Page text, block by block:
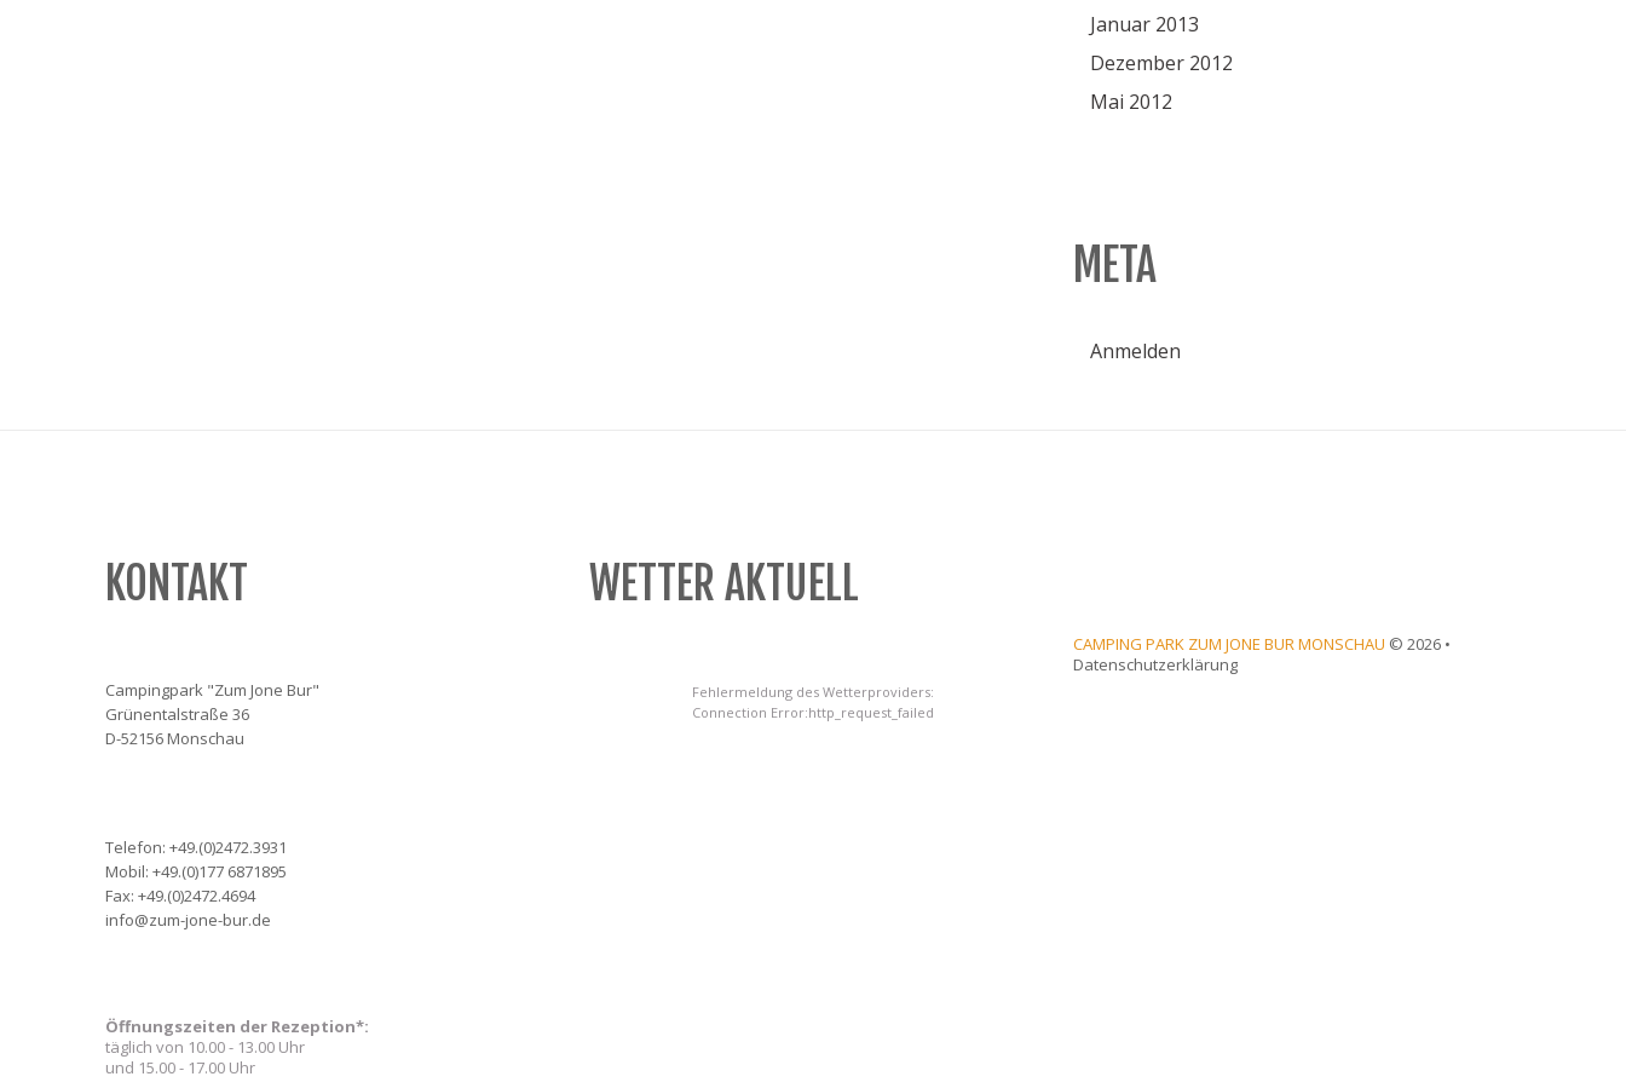
Januar 2013
Dezember 2012
Mai 2012
META
Anmelden
KONTAKT
Campingpark "Zum Jone Bur"
Grünentalstraße 36
D-52156 Monschau
Telefon: +49.(0)2472.3931
Mobil: +49.(0)177 6871895
Fax: +49.(0)2472.4694
info@zum-jone-bur.de
Öffnungszeiten der Rezeption*:
täglich von 10.00 - 13.00 Uhr
und 15.00 - 17.00 Uhr
WETTER AKTUELL
Fehlermeldung des Wetterproviders:
Connection Error:http_request_failed
CAMPING PARK ZUM JONE BUR MONSCHAU © 2026 •
Datenschutzerklärung